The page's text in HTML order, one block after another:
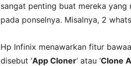
sangat penting buat mereka yang
pada ponselnya. Misalnya, 2
Hp Infinix menawarkan fitur
disebut ‘App Cloner‘ atau ‘Clone